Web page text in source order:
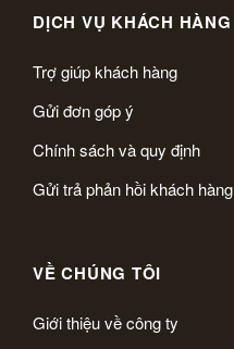
DỊCH VỤ KHÁCH HÀNG
Trợ giúp khách hàng
Gửi đơn góp ý
Chính sách và quy định
Gửi trả phản hồi khách hàng
VỀ CHÚNG TÔI
Giới thiệu về công ty